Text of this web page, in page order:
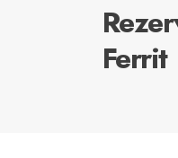
Ferrit